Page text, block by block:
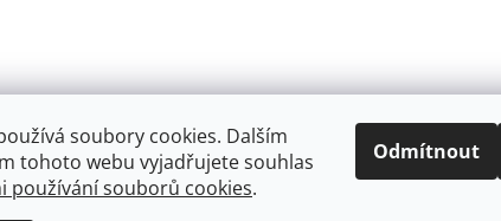
soubory cookies. Dalším
tohoto webu vyjadřujete souhlas
používání souborů cookies.
Odmítnout